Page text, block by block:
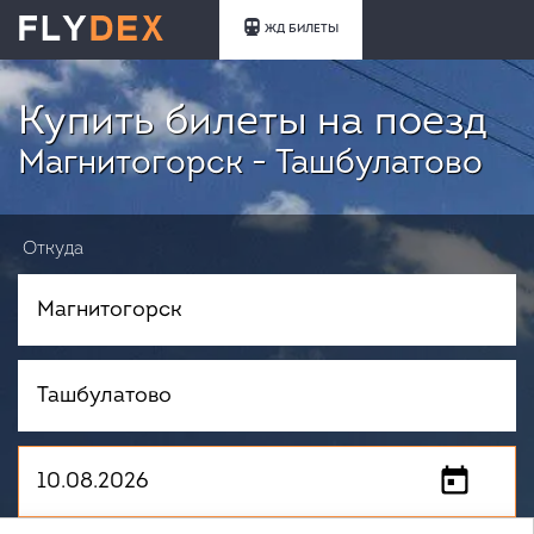
ЖД БИЛЕТЫ
Купить билеты на поезд
Магнитогорск - Ташбулатово
Откуда